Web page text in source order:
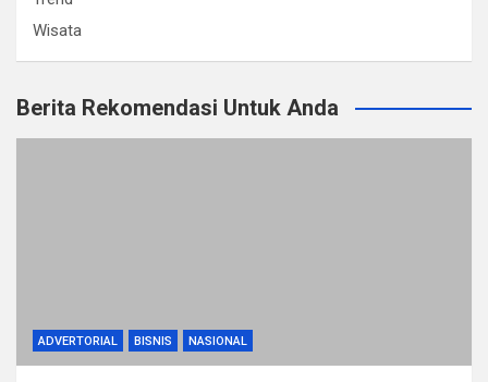
Wisata
Berita Rekomendasi Untuk Anda
ADVERTORIAL BISNIS NASIONAL